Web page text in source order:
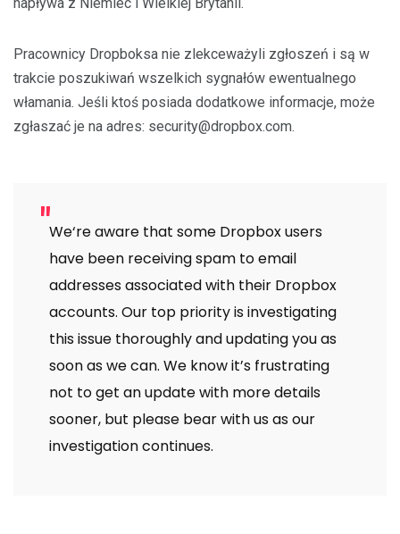
Pracownicy Dropboksa nie zlekceważyli zgłoszeń i są w
trakcie poszukiwań wszelkich sygnałów ewentualnego
włamania. Jeśli ktoś posiada dodatkowe informacje, może
zgłaszać je na adres: security@dropbox.com.
We‘re aware that some Dropbox users
have been receiving spam to email
addresses associated with their Dropbox
accounts. Our top priority is investigating
this issue thoroughly and updating you as
soon as we can. We know it’s frustrating
not to get an update with more details
sooner, but please bear with us as our
investigation continues.